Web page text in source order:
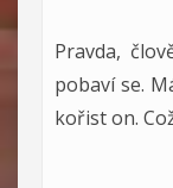
Pravda,
pobaví se.
kořist on.